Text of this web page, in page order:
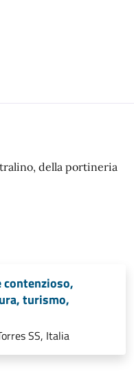
della portineria
contenzioso,
turismo,
SS, Italia